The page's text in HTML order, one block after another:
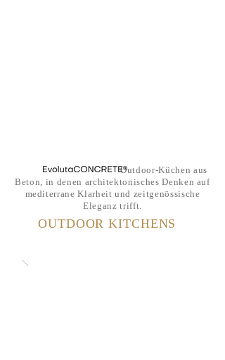
Outdoor-Küchen aus
Beton, in denen architektonisches Denken auf
mediterrane Klarheit und zeitgenössische
Eleganz trifft.
OUTDOOR KITCHENS